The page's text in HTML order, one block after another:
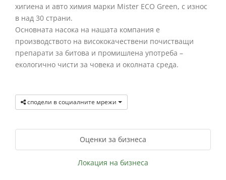
хигиена и авто химия марки Mister ECO Green, с износ
в над 30 страни.
Основната насока на нашата компания е
производството на висококачествени почистващи
препарати за битова и промишлена употреба –
екологично чисти за човека и околната среда.
сподели в социалните мрежи
Оценки за бизнеса
Локация на бизнеса